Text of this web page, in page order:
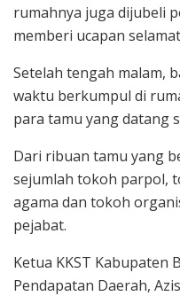
rumahnya juga dijubeli
memberi ucapan
Setelah tengah malam,
waktu berkumpul di
para tamu yang datang
Dari ribuan tamu yang
sejumlah tokoh parpol,
agama dan tokoh
pejabat.
Ketua KKST Kabupaten
Pendapatan Daerah,